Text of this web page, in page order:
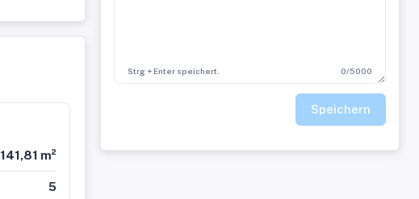
141,81 m²
5
Strg + Enter speichert. 0/5000
Speichern